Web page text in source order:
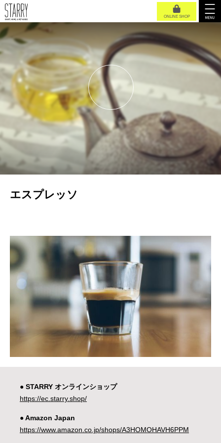
ONLINE SHOP
エスプレッソ
● STARRY オンラインショップ
https://ec.starry.shop/
● Amazon Japan
https://www.amazon.co.jp/shops/A3HOMOHAVH6PPM